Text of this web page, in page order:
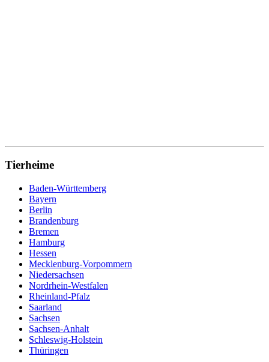
Tierheime
Baden-Württemberg
Bayern
Berlin
Brandenburg
Bremen
Hamburg
Hessen
Mecklenburg-Vorpommern
Niedersachsen
Nordrhein-Westfalen
Rheinland-Pfalz
Saarland
Sachsen
Sachsen-Anhalt
Schleswig-Holstein
Thüringen